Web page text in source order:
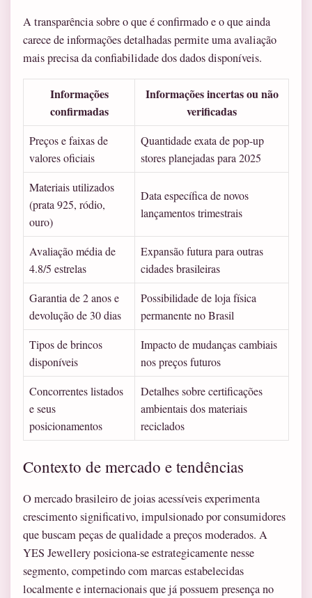
A transparência sobre o que é confirmado e o que ainda
carece de informações detalhadas permite uma avaliação
mais precisa da confiabilidade dos dados disponíveis.
Informações
confirmadas
Informações incertas ou não
verificadas
Preços e faixas de
valores oficiais
Quantidade exata de pop-up
stores planejadas para 2025
Materiais utilizados
(prata 925, ródio,
ouro)
Data específica de novos
lançamentos trimestrais
Avaliação média de
4.8/5 estrelas
Expansão futura para outras
cidades brasileiras
Garantia de 2 anos e
devolução de 30 dias
Possibilidade de loja física
permanente no Brasil
Tipos de brincos
disponíveis
Impacto de mudanças cambiais
nos preços futuros
Concorrentes listados
e seus
posicionamentos
Detalhes sobre certificações
ambientais dos materiais
reciclados
Contexto de mercado e tendências
O mercado brasileiro de joias acessíveis experimenta
crescimento significativo, impulsionado por consumidores
que buscam peças de qualidade a preços moderados. A
YES Jewellery posiciona-se estrategicamente nesse
segmento, competindo com marcas estabelecidas
localmente e internacionais que já possuem presença no